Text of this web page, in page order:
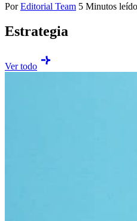
Por Editorial Team 5 Minutos
Estrategia
Ver todo